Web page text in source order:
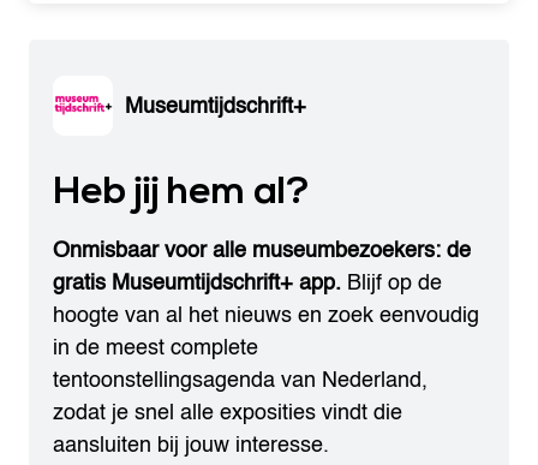
Museumtijdschrift+
Heb jij hem al?
Onmisbaar voor alle museumbezoekers: de
gratis Museumtijdschrift+ app. Blijf op de
hoogte van al het nieuws en zoek eenvoudig
in de meest complete
tentoonstellingsagenda van Nederland,
zodat je snel alle exposities vindt die
aansluiten bij jouw interesse.